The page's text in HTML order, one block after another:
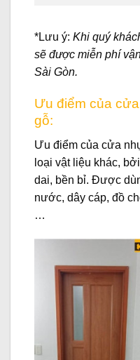
*Lưu ý: Khi quý
sẽ được miễn phí
Sài Gòn.
Ưu điểm của
gỗ:
Ưu điểm của cửa
loại vật liệu khác,
dai, bền bỉ. Được
nước, dây cáp, đồ
…